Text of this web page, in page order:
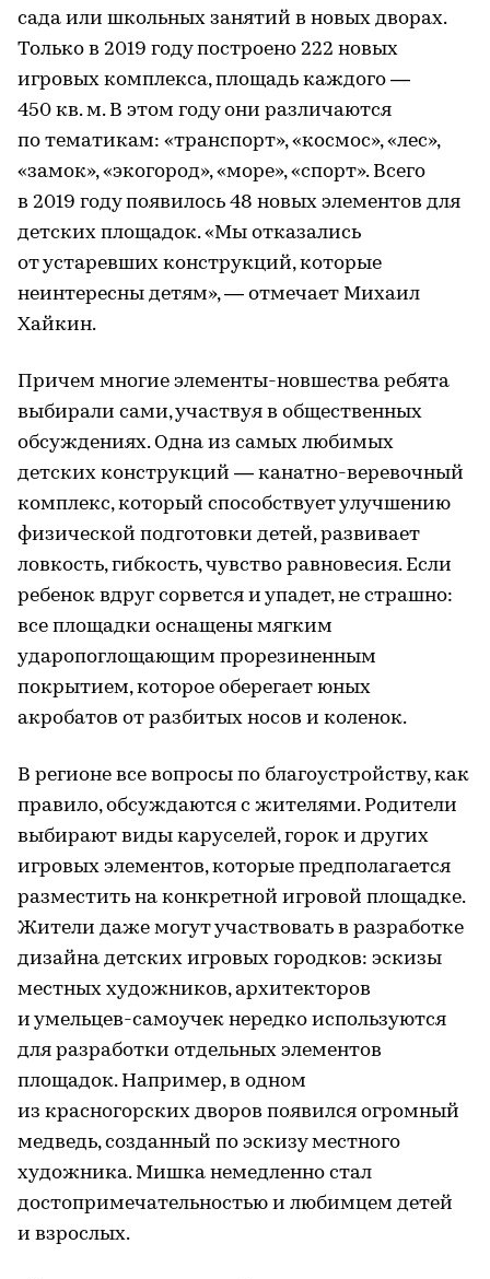
сада или школьных занятий в новых дворах.
Только в 2019 году построено 222 новых
игровых комплекса, площадь каждого —
450 кв. м. В этом году они различаются
по тематикам: «транспорт», «космос», «лес»,
«замок», «экогород», «море», «спорт». Всего
в 2019 году появилось 48 новых элементов для
детских площадок. «Мы отказались
от устаревших конструкций, которые
неинтересны детям», — отмечает Михаил
Хайкин.
Причем многие элементы-новшества ребята
выбирали сами, участвуя в общественных
обсуждениях. Одна из самых любимых
детских конструкций — канатно-веревочный
комплекс, который способствует улучшению
физической подготовки детей, развивает
ловкость, гибкость, чувство равновесия. Если
ребенок вдруг сорвется и упадет, не страшно:
все площадки оснащены мягким
ударопоглощающим прорезиненным
покрытием, которое оберегает юных
акробатов от разбитых носов и коленок.
В регионе все вопросы по благоустройству, как
правило, обсуждаются с жителями. Родители
выбирают виды каруселей, горок и других
игровых элементов, которые предполагается
разместить на конкретной игровой площадке.
Жители даже могут участвовать в разработке
дизайна детских игровых городков: эскизы
местных художников, архитекторов
и умельцев-самоучек нередко используются
для разработки отдельных элементов
площадок. Например, в одном
из красногорских дворов появился огромный
медведь, созданный по эскизу местного
художника. Мишка немедленно стал
достопримечательностью и любимцем детей
и взрослых.